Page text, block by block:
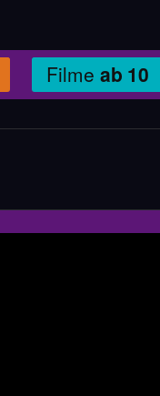
Filme ab 10